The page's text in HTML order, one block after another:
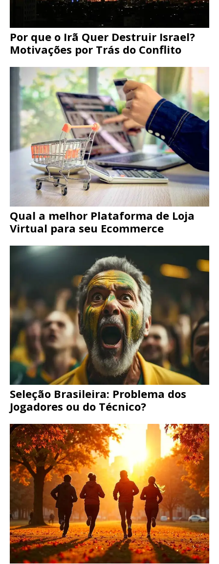
Por que o Irã Quer Destruir Israel?
Motivações por Trás do Conflito
Qual a melhor Plataforma de Loja
Virtual para seu Ecommerce
Seleção Brasileira: Problema dos
Jogadores ou do Técnico?